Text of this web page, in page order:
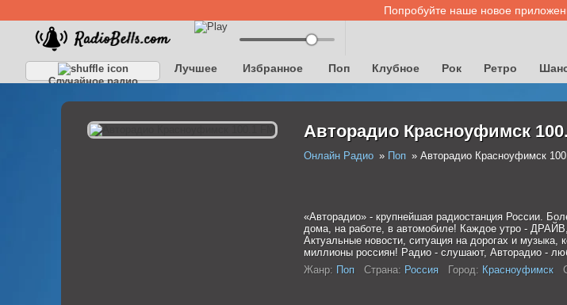
Попробуйте наше новое
Случайное радио
Лучшее Избранное Поп Клубное Рок Ретро
Авторадио Красноуфимск
Онлайн Радио Поп Авторадио Красноуфимск
«Авторадио» - крупнейшая радиостанция России.
дома, на работе, в автомобиле! Каждое утро -
Актуальные новости, ситуация на дорогах и
миллионы россиян! Радио - слушают, Авторадио -
Жанр: Поп Страна: Россия Город: Красноуфимск